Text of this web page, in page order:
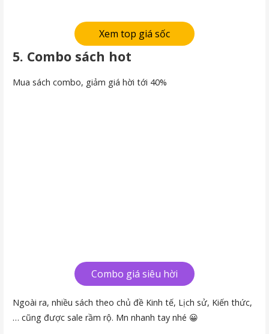
Xem top giá sốc
5. Combo sách hot
Mua sách combo, giảm giá hời tới 40%
Combo giá siêu hời
Ngoài ra, nhiều sách theo chủ đề Kinh tế, Lịch sử, Kiến thức,
… cũng được sale rầm rộ. Mn nhanh tay nhé 😀